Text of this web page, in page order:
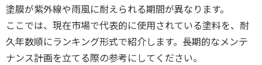
塗膜が紫外線や雨風に耐えられる期間が異なります。
ここでは、現在市場で代表的に使用されている塗料を、耐
久年数順にランキング形式で紹介します。長期的なメンテ
ナンス計画を立てる際の参考にしてください。